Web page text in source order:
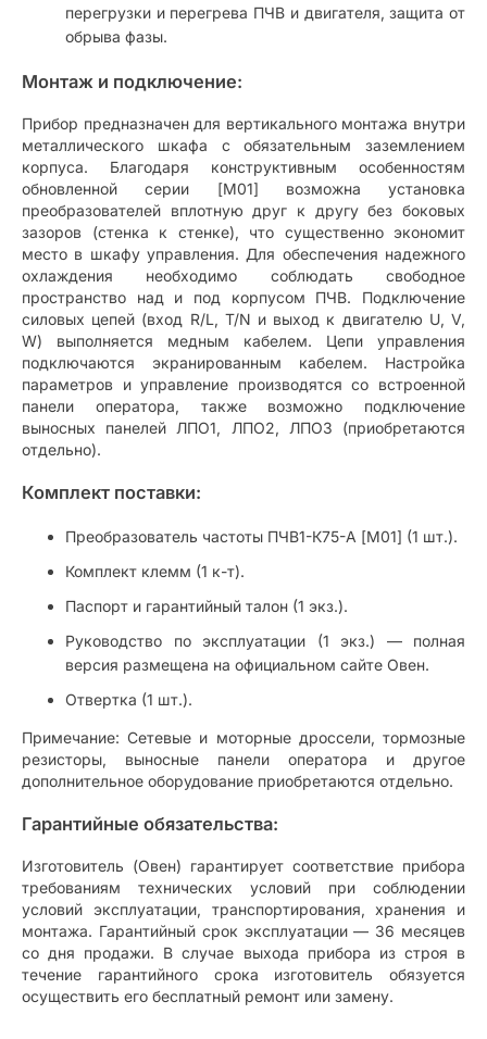
перегрузки и перегрева ПЧВ и двигателя, защита от
обрыва фазы.
Монтаж и подключение:
Прибор предназначен для вертикального монтажа внутри
металлического шкафа с обязательным заземлением
корпуса. Благодаря конструктивным особенностям
обновленной серии [M01] возможна установка
преобразователей вплотную друг к другу без боковых
зазоров (стенка к стенке), что существенно экономит
место в шкафу управления. Для обеспечения надежного
охлаждения необходимо соблюдать свободное
пространство над и под корпусом ПЧВ. Подключение
силовых цепей (вход R/L, T/N и выход к двигателю U, V,
W) выполняется медным кабелем. Цепи управления
подключаются экранированным кабелем. Настройка
параметров и управление производятся со встроенной
панели оператора, также возможно подключение
выносных панелей ЛПО1, ЛПО2, ЛПО3 (приобретаются
отдельно).
Комплект поставки:
Преобразователь частоты ПЧВ1-К75-А [M01] (1 шт.).
Комплект клемм (1 к-т).
Паспорт и гарантийный талон (1 экз.).
Руководство по эксплуатации (1 экз.) — полная
версия размещена на официальном сайте Овен.
Отвертка (1 шт.).
Примечание: Сетевые и моторные дроссели, тормозные
резисторы, выносные панели оператора и другое
дополнительное оборудование приобретаются отдельно.
Гарантийные обязательства:
Изготовитель (Овен) гарантирует соответствие прибора
требованиям технических условий при соблюдении
условий эксплуатации, транспортирования, хранения и
монтажа. Гарантийный срок эксплуатации — 36 месяцев
со дня продажи. В случае выхода прибора из строя в
течение гарантийного срока изготовитель обязуется
осуществить его бесплатный ремонт или замену.